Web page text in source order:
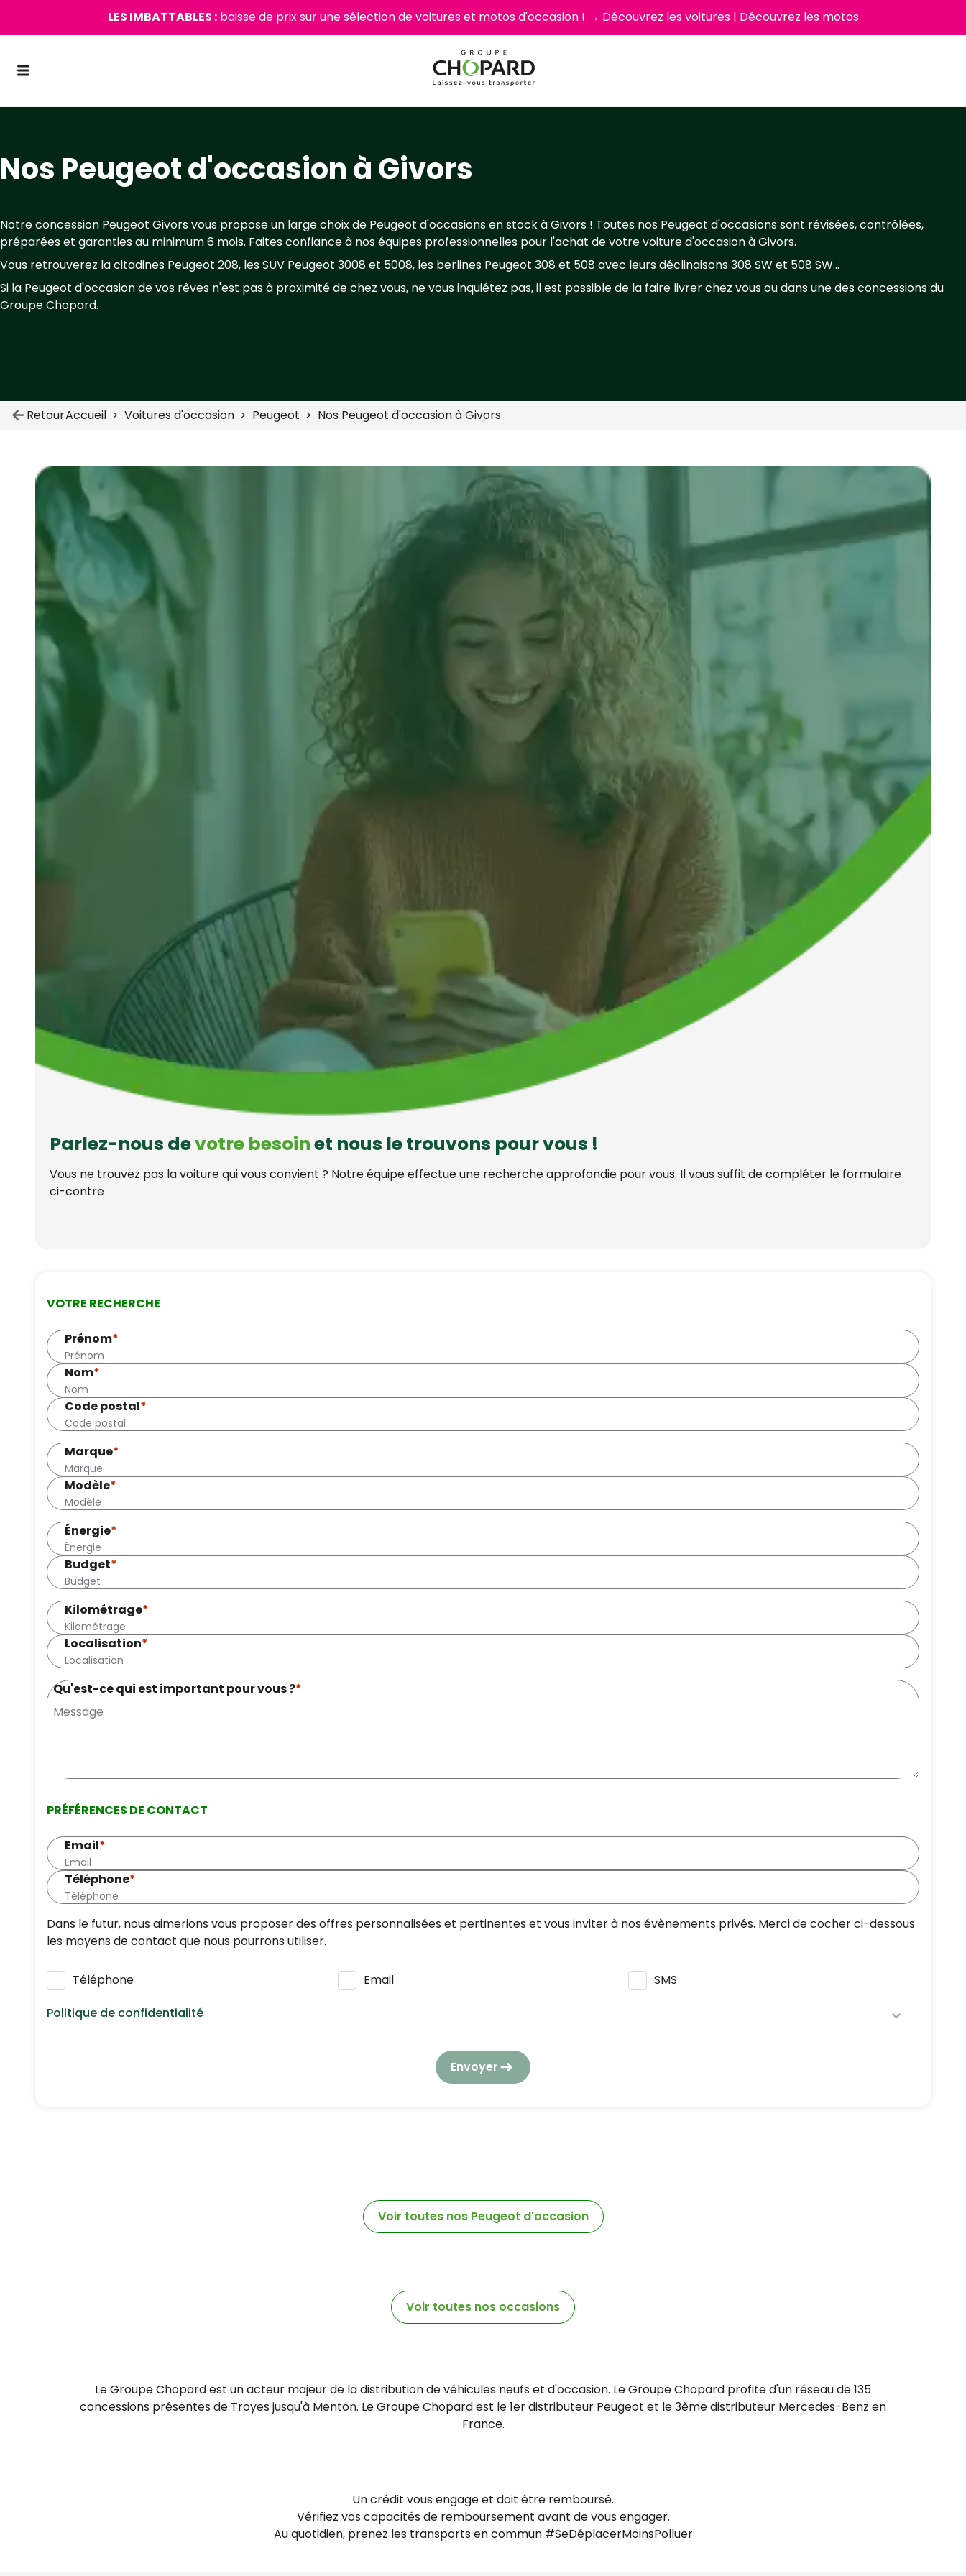
LES IMBATTABLES :baisse de prix sur une sélection de voitures et motos d'occasion ! → Découvrez les voitures| Découvrez les motos
Nos Peugeot d'occasion à Givors
Notre concession Peugeot Givors vous propose un large choix de Peugeot d'occasions en stock à Givors ! Toutes nos Peugeot d'occasions sont révisées, contrôlées,
préparées et garanties au minimum 6 mois. Faites confiance à nos équipes professionnelles pour l'achat de votre voiture d'occasion à Givors.
Vous retrouverez la citadines Peugeot 208, les SUV Peugeot 3008 et 5008, les berlines Peugeot 308 et 508 avec leurs déclinaisons 308 SW et 508 SW...
Si la Peugeot d'occasion de vos rêves n'est pas à proximité de chez vous, ne vous inquiétez pas, il est possible de la faire livrer chez vous ou dans une des concessions du
Groupe Chopard.
RetourAccueil Voitures d'occasion Peugeot Nos Peugeot d'occasion à Givors
Parlez-nous devotre besoinet nous le trouvons pour vous !
Vous ne trouvez pas la voiture qui vous convient ? Notre équipe effectue une recherche approfondie pour vous. Il vous suffit de compléter le formulaire
ci-contre
VOTRE RECHERCHE
Prénom*
Nom*
Code postal*
Marque*
Modèle*
Énergie*
Budget*
Kilométrage*
Localisation*
Qu'est-ce qui est important pour vous ?*
PRÉFÉRENCES DE CONTACT
Email*
Téléphone*
Dans le futur, nous aimerions vous proposer des offres personnalisées et pertinentes et vous inviter à nos évènements privés. Merci de cocher ci-dessous
les moyens de contact que nous pourrons utiliser.
Téléphone Email
SMS
Politique de confidentialité
Nous respectons vos données personnelles : elles seront utilisées et traitées conformément à notre
réglementation en vigueur en matière de protection des données à caractère personnel.
En application de l’article L223-2 du Code de la consommation, vous pouvez vous opposer à tout moment à être démarché par téléphone, en vous
Envoyer
Voir toutes nos Peugeot d'occasion
Voir toutes nos occasions
Le Groupe Chopard est un acteur majeur de la distribution de véhicules neufs et d'occasion. Le Groupe Chopard profite d'un réseau de 135
concessions présentes de Troyes jusqu'à Menton. Le Groupe Chopard est le 1er distributeur Peugeot et le 3ème distributeur Mercedes-Benz en
France.​​
Un crédit vous engage et doit être remboursé.
Vérifiez vos capacités de remboursement avant de vous engager.
Au quotidien, prenez les transports en commun #SeDéplacerMoinsPolluer